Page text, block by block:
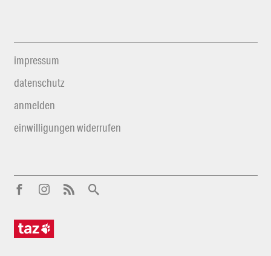
impressum
datenschutz
anmelden
einwilligungen widerrufen